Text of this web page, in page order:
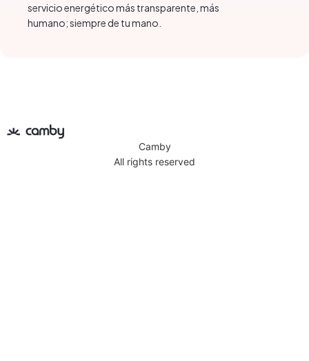
servicio energético más transparente, más
humano; siempre de tu mano.
Camby
All rights reserved